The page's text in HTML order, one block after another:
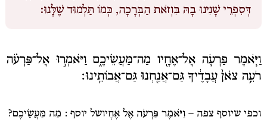
דְּסִפְרֵי שָׁנִינוּ בָהּ בִּוְזֹאת הַבְּרָכָה, כְּמוֹ תַּלְמוּד שֶׁלָּנוּ:
וַיֹּ֧אמֶר פַּרְעֹ֛ה אֶל־אֶחָ֖יו מַה־מַּעֲשֵׂיכֶ֑ם וַיֹּאמְר֣וּ אֶל־פַּרְעֹ֗ה
רֹעֵ֥ה צֹאן֙ עֲבָדֶ֔יךָ גַּם־אֲנַ֖חְנוּ גַּם־אֲבוֹתֵֽינוּ׃
וכפי שיוסף צפה – וַיֹּאמֶר פַּרְעֹה אֶל אֶחָיושל יוסף : מַה מַּעֲשֵׂיכֶם?